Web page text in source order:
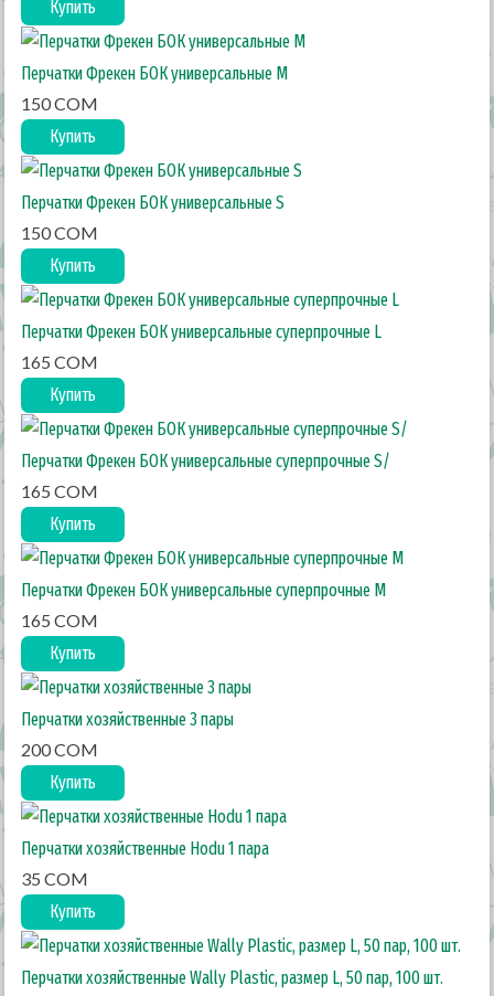
Купить
Перчатки Фрекен БОК универсальные M
150 COM
Купить
Перчатки Фрекен БОК универсальные S
150 COM
Купить
Перчатки Фрекен БОК универсальные суперпрочные L
165 COM
Купить
Перчатки Фрекен БОК универсальные суперпрочные S/
165 COM
Купить
Перчатки Фрекен БОК универсальные суперпрочные М
165 COM
Купить
Перчатки хозяйственные 3 пары
200 COM
Купить
Перчатки хозяйственные Hodu 1 пара
35 COM
Купить
Перчатки хозяйственные Wally Plastic, размер L, 50 пар, 100 шт.